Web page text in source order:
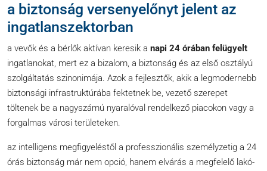
a biztonság versenyelőnyt jelent az
ingatlanszektorban
a vevők és a bérlők aktívan keresik a napi 24 órában felügyelt
ingatlanokat, mert ez a bizalom, a biztonság és az első osztályú
szolgáltatás szinonimája. Azok a fejlesztők, akik a legmodernebb
biztonsági infrastruktúrába fektetnek be, vezető szerepet
töltenek be a nagyszámú nyaralóval rendelkező piacokon vagy a
forgalmas városi területeken.
az intelligens megfigyeléstől a professzionális személyzetig a 24
órás biztonság már nem opció, hanem elvárás a megfelelő lakó-